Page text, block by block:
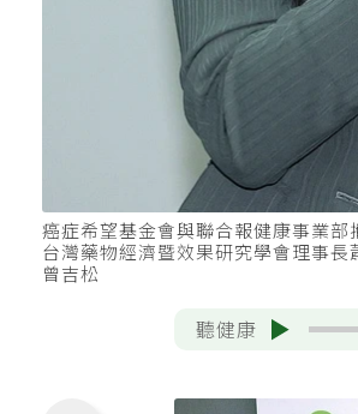
癌症希望基金會與聯合報健康事業
台灣藥物經濟暨效果研究學會理事
曾吉松
聽健康